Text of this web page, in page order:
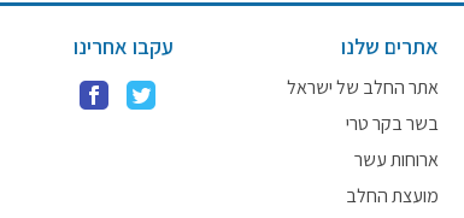
אתרים שלנו
אתר החלב של ישראל
בשר בקר טרי
ארוחות עשר
מועצת החלב
עקבו אחרינו